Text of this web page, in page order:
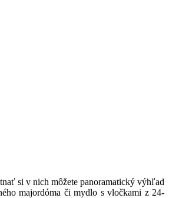
si v nich môžete panoramatický výhľad
majordóma či mydlo s vločkami z 24-